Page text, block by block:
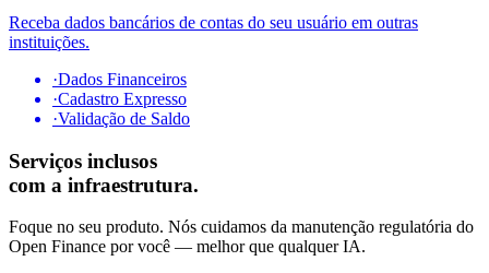
Receba dados bancários de contas do seu usuário em outras
instituições.
·Dados Financeiros
·Cadastro Expresso
·Validação de Saldo
Serviços inclusos
com a infraestrutura.
Foque no seu produto. Nós cuidamos da manutenção regulatória do
Open Finance por você — melhor que qualquer IA.